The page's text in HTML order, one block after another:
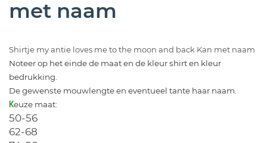
met naam
Shirtje my antie loves me to the moon and back Kan met naam
Noteer op het einde de maat en de kleur shirt en kleur
bedrukking.
De gewenste mouwlengte en eventueel tante haar naam.
Keuze maat:
50-56
62-68